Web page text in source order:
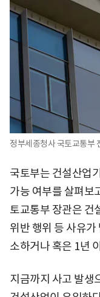
정부세종청사 국토교통부
국토부는 건설산업
가능 여부를 살펴보
토교통부 장관은 건
위반 행위 등 사유가
소하거나 혹은 1년
지금까지 사고 발생